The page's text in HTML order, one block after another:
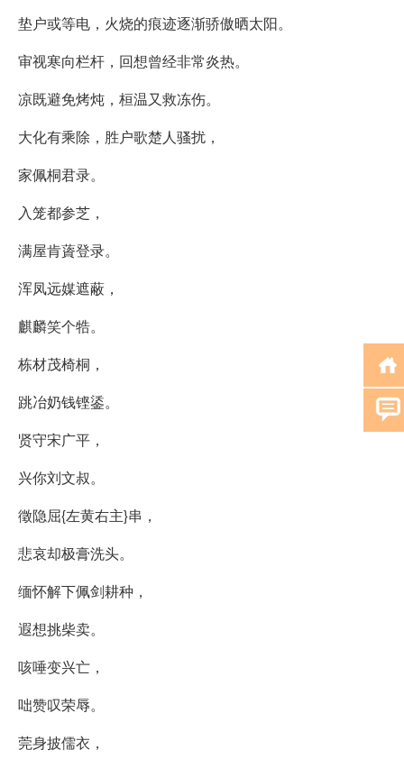
垫户或等电，火烧的痕迹逐渐骄傲晒太阳。
审视寒向栏杆，回想曾经非常炎热。
凉既避免烤炖，桓温又救冻伤。
大化有乘除，胜户歌楚人骚扰，
家佩桐君录。
入笼都参芝，
满屋肯薋登录。
浑凤远媒遮蔽，
麒麟笑个牿。
栋材茂椅桐，
跳冶奶钱铿鋈。
贤守宋广平，
兴你刘文叔。
徵隐屈{左黄右主}串，
悲哀却极膏洗头。
缅怀解下佩剑耕种，
遐想挑柴卖。
咳唾变兴亡，
咄赞叹荣辱。
莞身披儒衣，